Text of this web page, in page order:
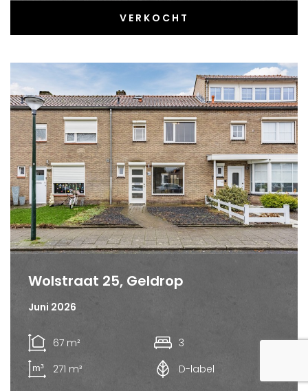
VERKOCHT
Wolstraat 25, Geldrop
Juni 2026
67 m²
3
271 m³
D-label